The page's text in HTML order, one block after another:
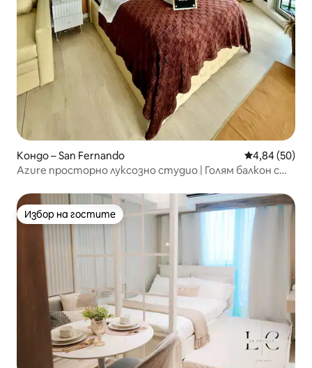
Кондо – San Fernando Средна
4,84 (50)
Azure просторно луксозно студио | Голям балкон с
Избор на гостите
Избор на гостите